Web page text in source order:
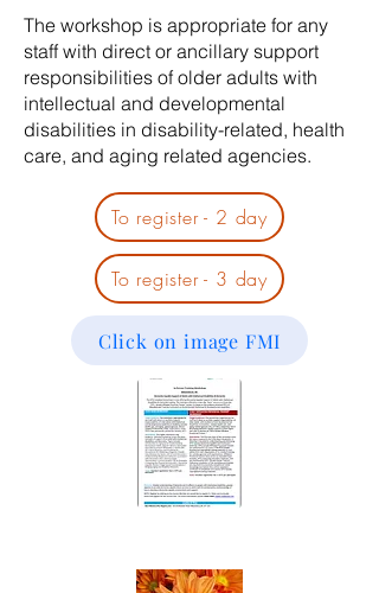
The workshop is appropriate for any
staff with direct or ancillary support
responsibilities of older adults with
intellectual and developmental
disabilities in disability-related, health
care, and aging related agencies.
To register - 2 day
To register - 3 day
Click on image FMI